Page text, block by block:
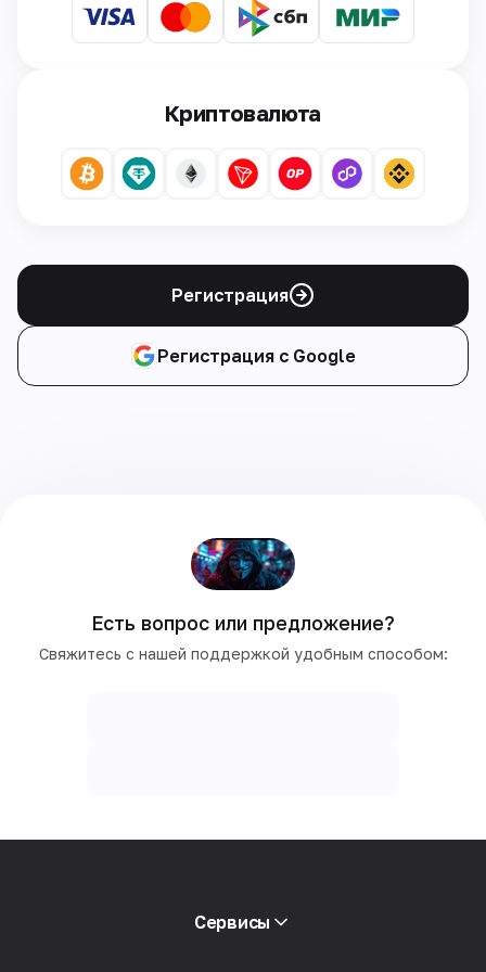
Криптовалюта
Регистрация
Регистрация с Google
Есть вопрос или предложение?
Свяжитесь с нашей поддержкой удобным способом:
Сервисы